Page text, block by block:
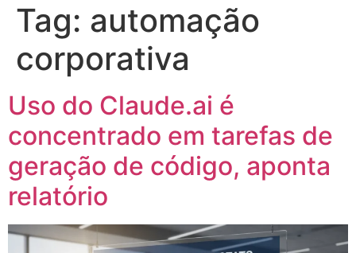
Tag: automação
corporativa
Uso do Claude.ai é
concentrado em tarefas de
geração de código, aponta
relatório